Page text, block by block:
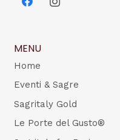
MENU
Home
Eventi & Sagre
Sagritaly Gold
Le Porte del Gusto®